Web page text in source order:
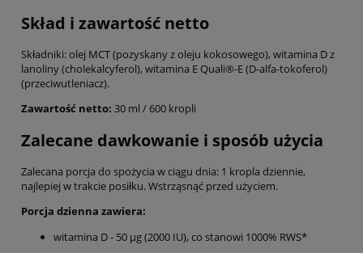
Skład i zawartość netto
Składniki: olej MCT (pozyskany z oleju kokosowego), witamina D z
lanoliny (cholekalcyferol), witamina E Quali®-E (D-alfa-tokoferol)
(przeciwutleniacz).
Zawartość netto: 30 ml / 600 kropli
Zalecane dawkowanie i sposób użycia
Zalecana porcja do spożycia w ciągu dnia: 1 kropla dziennie,
najlepiej w trakcie posiłku. Wstrząsnąć przed użyciem.
Porcja dzienna zawiera:
witamina D - 50 µg (2000 IU), co stanowi 1000% RWS*